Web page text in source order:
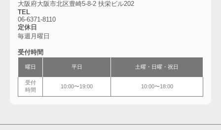
大阪府大阪市北区豊崎5-8-2 扶栄ビル202
TEL
06-6371-8110
定休日
毎週月曜日
受付時間
曜日 平日 土曜・日曜・祝日
受付
時間
10:00〜19:00 10:00〜18:00